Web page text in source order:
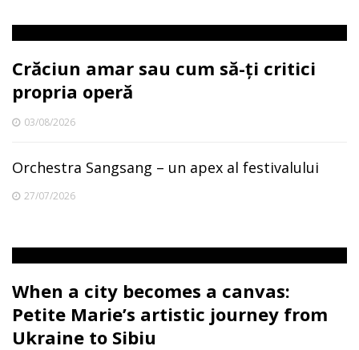
Crăciun amar sau cum să-ți critici
propria operă
03/08/2026
Orchestra Sangsang – un apex al festivalului
27/07/2026
When a city becomes a canvas:
Petite Marie’s artistic journey from
Ukraine to Sibiu